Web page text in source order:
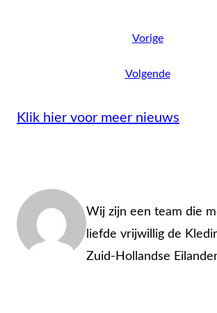
Vorige
Volgende
Klik hier voor meer nieuws
Wij zijn een team die
liefde vrijwillig de
Zuid-Hollandse